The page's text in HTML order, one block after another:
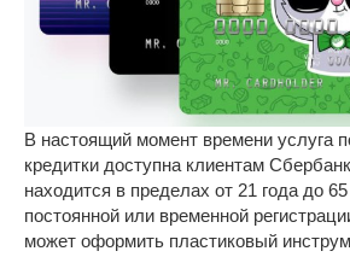
В настоящий момент времени услуга
кредитки доступна клиентам
находится в пределах от 21 года до
постоянной или временной
может оформить пластиковый